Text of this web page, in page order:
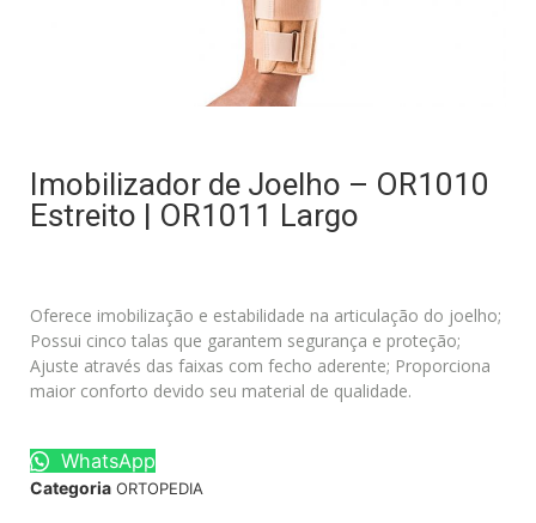
Imobilizador de Joelho – OR1010
Estreito | OR1011 Largo
Oferece imobilização e estabilidade na articulação do joelho;
Possui cinco talas que garantem segurança e proteção;
Ajuste através das faixas com fecho aderente; Proporciona
maior conforto devido seu material de qualidade.
WhatsApp
Categoria ORTOPEDIA